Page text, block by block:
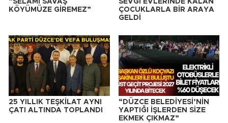
“SELAMİ SAVAŞ
KÖYÜMÜZE GİREMEZ”
SEVGİ EVLERİNDE KALAN
ÇOCUKLARLA BİR ARAYA
GELDİ
25 YILLIK TEŞKİLAT AYNI
ÇATI ALTINDA TOPLANDI
“DÜZCE BELEDİYESİ’NİN
YAPTIĞI İŞLERDEN SİZE
EKMEK ÇIKMAZ”